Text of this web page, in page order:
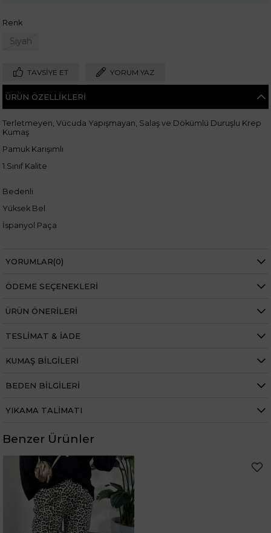
Renk
Siyah
TAVSIYE ET YORUM YAZ
ÜRÜN ÖZELLIKLERI
Terletmeyen, Vücuda Yapışmayan, Salaş ve Dökümlü Duruşlu Krep
Kumaş
Pamuk Karışımlı
1.Sınıf Kalite
Bedenli
Yüksek Bel
İspanyol Paça
Mankenimiz S beden giymiştir
Bel 66 cm
Basen 94 cm
Kilo 53 kg dir.
YORUMLAR(0)
ÖDEME SEÇENEKLERI
ÜRÜN ÖNERILERI
TESLIMAT & İADE
KUMAŞ BILGILERI
BEDEN BILGILERI
YIKAMA TALIMATI
Benzer Ürünler